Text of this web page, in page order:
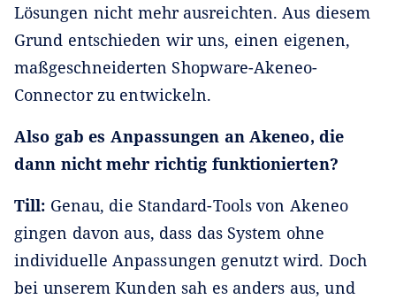
Lösungen nicht mehr ausreichten. Aus diesem
Grund entschieden wir uns, einen eigenen,
maßgeschneiderten Shopware-Akeneo-
Connector zu entwickeln.
Also gab es Anpassungen an Akeneo, die
dann nicht mehr richtig funktionierten?
Till: Genau, die Standard-Tools von Akeneo
gingen davon aus, dass das System ohne
individuelle Anpassungen genutzt wird. Doch
bei unserem Kunden sah es anders aus, und